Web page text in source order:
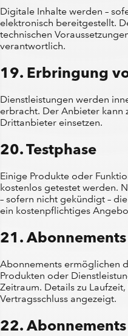
Digitale Inhalte werden –
elektronisch bereitgestellt.
technischen
verantwortlich.
19. Erbringung
Dienstleistungen werden
erbracht. Der Anbieter kann
Drittanbieter einsetzen.
20. Testphase
Einige Produkte oder
kostenlos getestet werden.
– sofern nicht gekündigt –
ein kostenpflichtiges
21. Abonnements
Abonnements ermöglichen
Produkten oder
Zeitraum. Details zu
Vertragsschluss angezeigt.
22.